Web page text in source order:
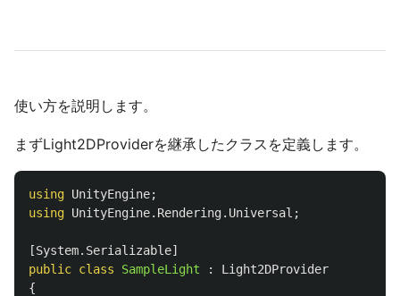
使い方を説明します。
まずLight2DProviderを継承したクラスを定義します。
using UnityEngine;
using UnityEngine.Rendering.Universal ;
[System. Serializable]
public class SampleLight :
Light2DProvider
{